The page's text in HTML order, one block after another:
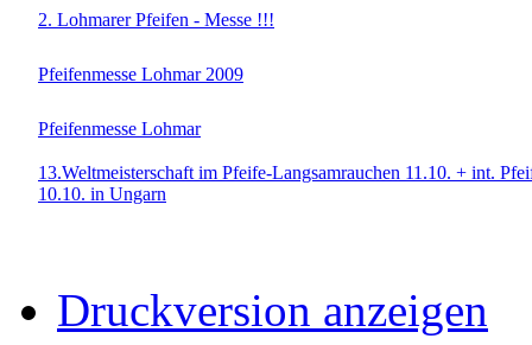
2. Lohmarer Pfeifen - Messe !!!
Pfeifenmesse Lohmar 2009
Pfeifenmesse Lohmar
13.Weltmeisterschaft im Pfeife-Langsamrauchen 11.10. + int.
10.10. in Ungarn
Druckversion anzeigen